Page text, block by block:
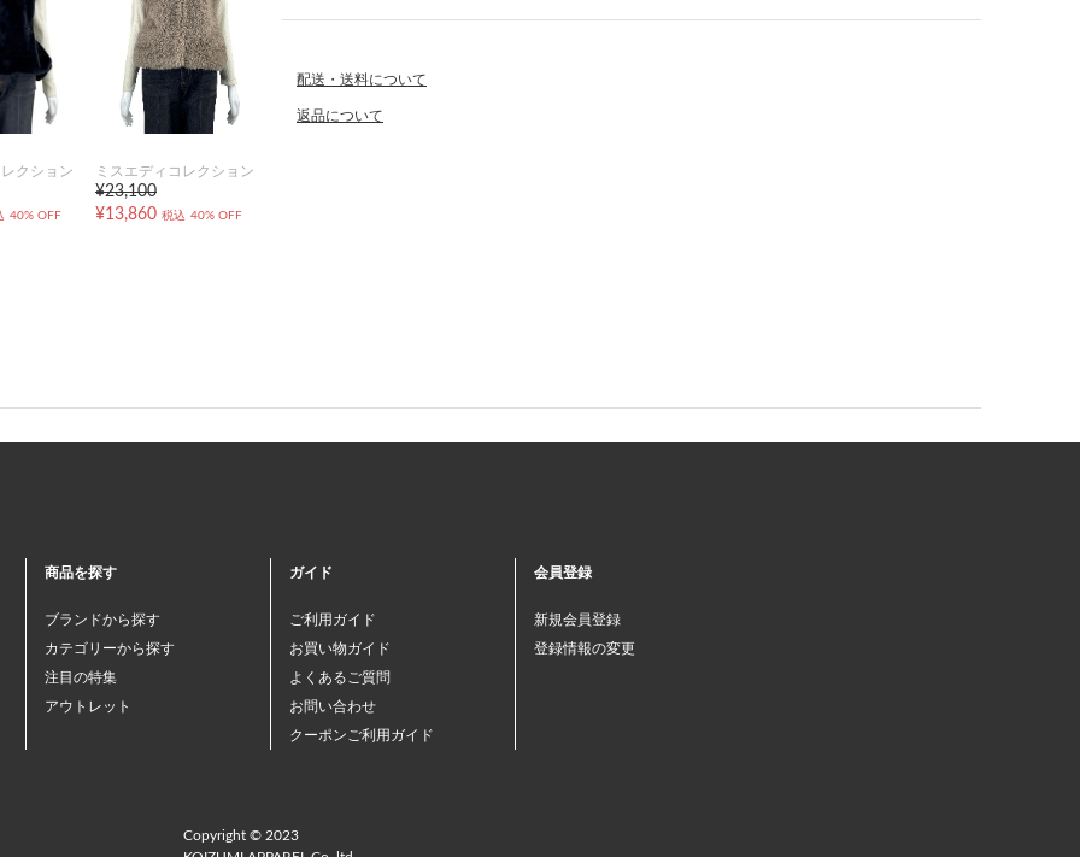
クション
40% OFF
ミスエディコレクション
¥23,100
¥13,860 税込 40% OFF
配送・送料について
返品について
商品を探す
ブランドから探す
カテゴリーから探す
注目の特集
アウトレット
ガイド
ご利用ガイド
お買い物ガイド
よくあるご質問
お問い合わせ
クーポンご利用ガイド
会員登録
新規会員登録
登録情報の変更
Copyright © 2023